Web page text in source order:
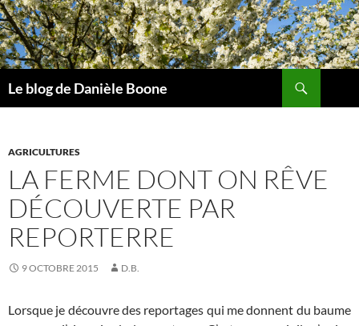
Aller
au
contenu
Le blog de Danièle Boone
AGRICULTURES
LA FERME DONT ON RÊVE
DÉCOUVERTE PAR
REPORTERRE
9 OCTOBRE 2015 D.B.
Lorsque je découvre des reportages qui me donnent du baume